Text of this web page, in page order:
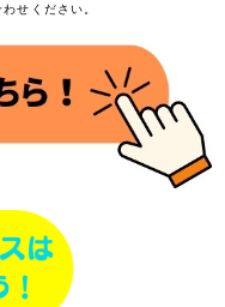
せください。